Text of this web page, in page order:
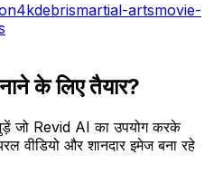
4kdebrismartial-artsmovie-
के लिए तैयार?
जो Revid AI का उपयोग करके
वीडियो और शानदार इमेज बना रहे